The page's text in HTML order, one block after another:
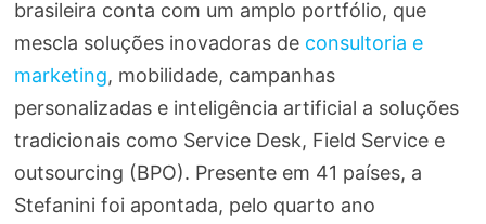
brasileira conta com um amplo portfólio, que
mescla soluções inovadoras de consultoria e
marketing, mobilidade, campanhas
personalizadas e inteligência artificial a soluções
tradicionais como Service Desk, Field Service e
outsourcing (BPO). Presente em 41 países, a
Stefanini foi apontada, pelo quarto ano